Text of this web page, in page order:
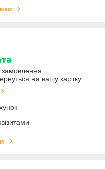
на вашу картку